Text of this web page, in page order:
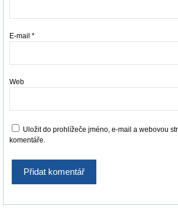
E-mail *
Web
Uložit do prohlížeče jméno, e-mail a webovou
komentáře.